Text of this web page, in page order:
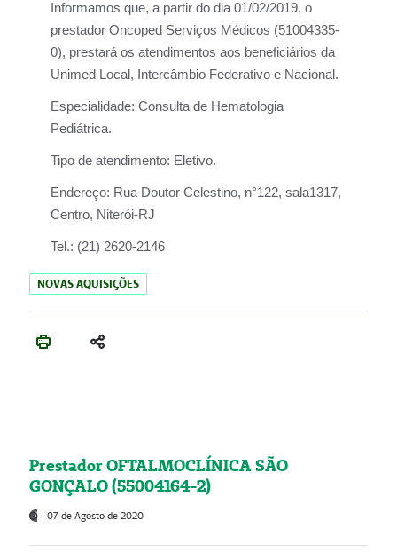
Informamos que, a partir do dia 01/02/2019, o
prestador Oncoped Serviços Médicos (51004335-
0), prestará os atendimentos aos beneficiários da
Unimed Local, Intercâmbio Federativo e Nacional.
Especialidade: Consulta de Hematologia
Pediátrica.
Tipo de atendimento: Eletivo.
Endereço: Rua Doutor Celestino, n°122, sala1317,
Centro, Niterói-RJ
Tel.: (21) 2620-2146
NOVAS AQUISIÇÕES
Prestador OFTALMOCLÍNICA SÃO
GONÇALO (55004164-2)
07 de Agosto de 2020